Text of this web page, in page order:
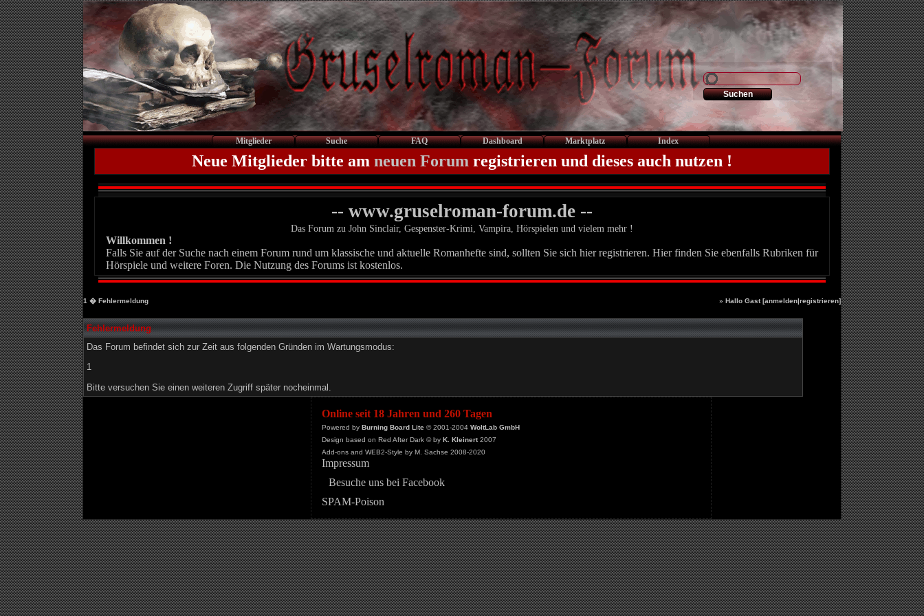
Mitglieder Suche FAQ Dashboard Marktplatz Index
Neue Mitglieder bitte am neuen Forum registrieren und dieses auch nutzen !
-- www.gruselroman-forum.de --
Das Forum zu John Sinclair, Gespenster-Krimi, Vampira, Hörspielen und vielem mehr !
Willkommen !
Falls Sie auf der Suche nach einem Forum rund um klassische und aktuelle Romanhefte sind, sollten Sie sich hier registrieren. Hier finden Sie ebenfalls Rubriken für
Hörspiele und weitere Foren. Die Nutzung des Forums ist kostenlos.
1 � Fehlermeldung » Hallo Gast [anmelden|registrieren]
Fehlermeldung
Das Forum befindet sich zur Zeit aus folgenden Gründen im Wartungsmodus:
1
Bitte versuchen Sie einen weiteren Zugriff später nocheinmal.
Online seit 18 Jahren und 260 Tagen
Powered by Burning Board Lite© 2001-2004 WoltLab GmbH
Design based on Red After Dark © by K. Kleinert2007
Add-ons and WEB2-Style by M. Sachse 2008-2020
Impressum
Besuche uns bei Facebook
SPAM-Poison